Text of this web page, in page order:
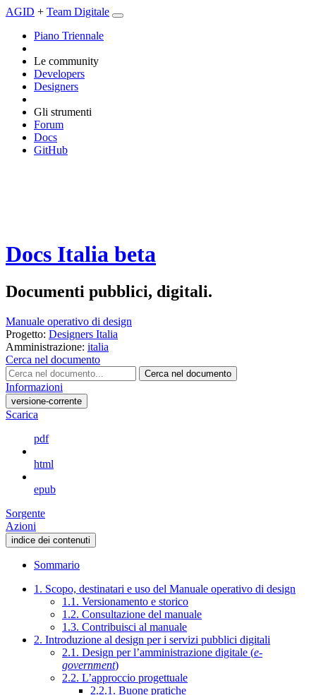
AGID + Team Digitale
Piano Triennale
Le community
Developers
Designers
Gli strumenti
Forum
Docs
GitHub
Docs Italia beta
Documenti pubblici, digitali.
Manuale operativo di design
Progetto: Designers Italia
Amministrazione: italia
Cerca nel documento
Cerca nel documento
Informazioni
versione-corrente
Scarica
pdf
html
epub
Sorgente
Azioni
indice dei contenuti
Sommario
1. Scopo, destinatari e uso del Manuale operativo di design
1.1. Versionamento e storico
1.2. Consultazione del manuale
1.3. Contribuisci al manuale
2. Introduzione al design per i servizi pubblici digitali
2.1. Design per l’amministrazione digitale (e-
government)
2.2. L’approccio progettuale
2.2.1. Buone pratiche